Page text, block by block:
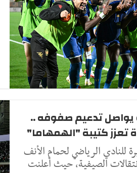
يواصل تدعيم صفوفه ..
للنادي الرياضي لحمام الأنف
الصيفية، حيث أعلنت